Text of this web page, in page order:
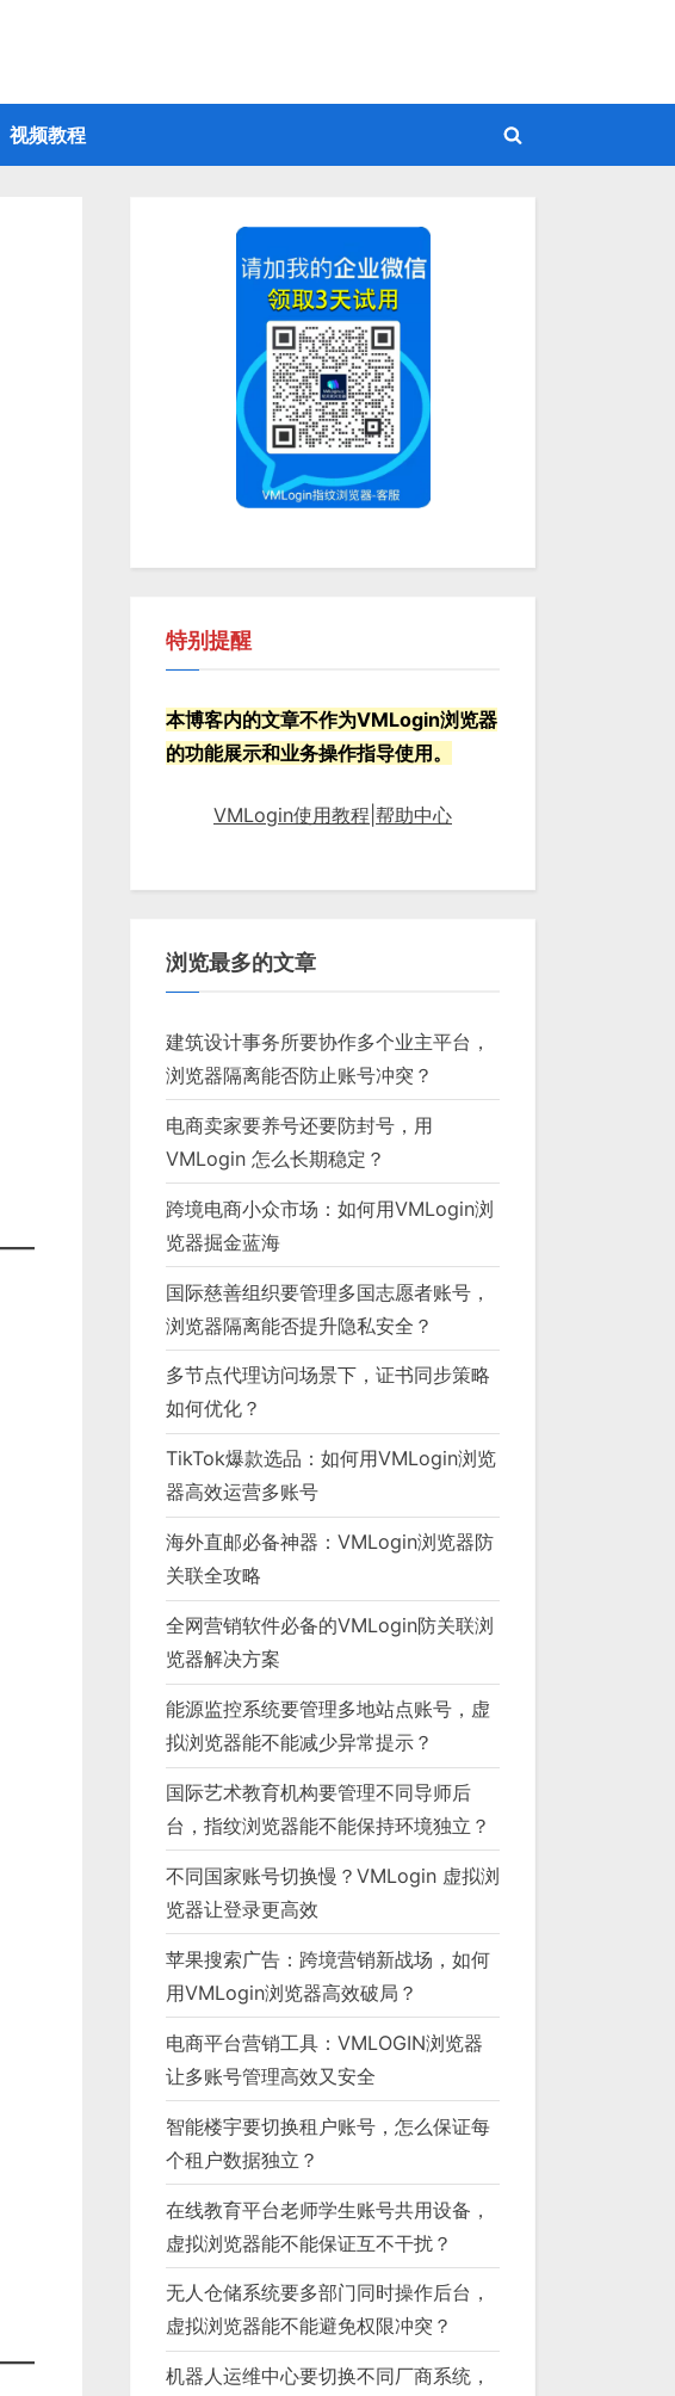
视频教程
Toggle
特别提醒
本博客内的文章不作为VMLogin浏览器
的功能展示和业务操作指导使用。
VMLogin使用教程|帮助中心
浏览最多的文章
建筑设计事务所要协作多个业主平台，
浏览器隔离能否防止账号冲突？
电商卖家要养号还要防封号，用
VMLogin 怎么长期稳定？
跨境电商小众市场：如何用VMLogin浏
览器掘金蓝海
国际慈善组织要管理多国志愿者账号，
浏览器隔离能否提升隐私安全？
多节点代理访问场景下，证书同步策略
如何优化？
TikTok爆款选品：如何用VMLogin浏览
器高效运营多账号
海外直邮必备神器：VMLogin浏览器防
关联全攻略
全网营销软件必备的VMLogin防关联浏
览器解决方案
能源监控系统要管理多地站点账号，虚
拟浏览器能不能减少异常提示？
国际艺术教育机构要管理不同导师后
台，指纹浏览器能不能保持环境独立？
不同国家账号切换慢？VMLogin 虚拟浏
览器让登录更高效
苹果搜索广告：跨境营销新战场，如何
用VMLogin浏览器高效破局？
电商平台营销工具：VMLOGIN浏览器
让多账号管理高效又安全
智能楼宇要切换租户账号，怎么保证每
个租户数据独立？
在线教育平台老师学生账号共用设备，
虚拟浏览器能不能保证互不干扰？
无人仓储系统要多部门同时操作后台，
虚拟浏览器能不能避免权限冲突？
机器人运维中心要切换不同厂商系统，